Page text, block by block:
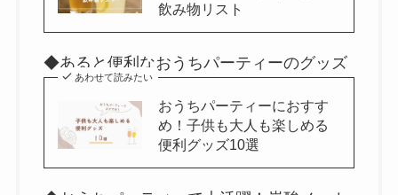
飲み物リスト
◆あると便利なおうちパーティーのグッズ
あわせて読みたい
おうちパーティーにおすす
め！子供も大人も楽しめる
便利グッズ10選